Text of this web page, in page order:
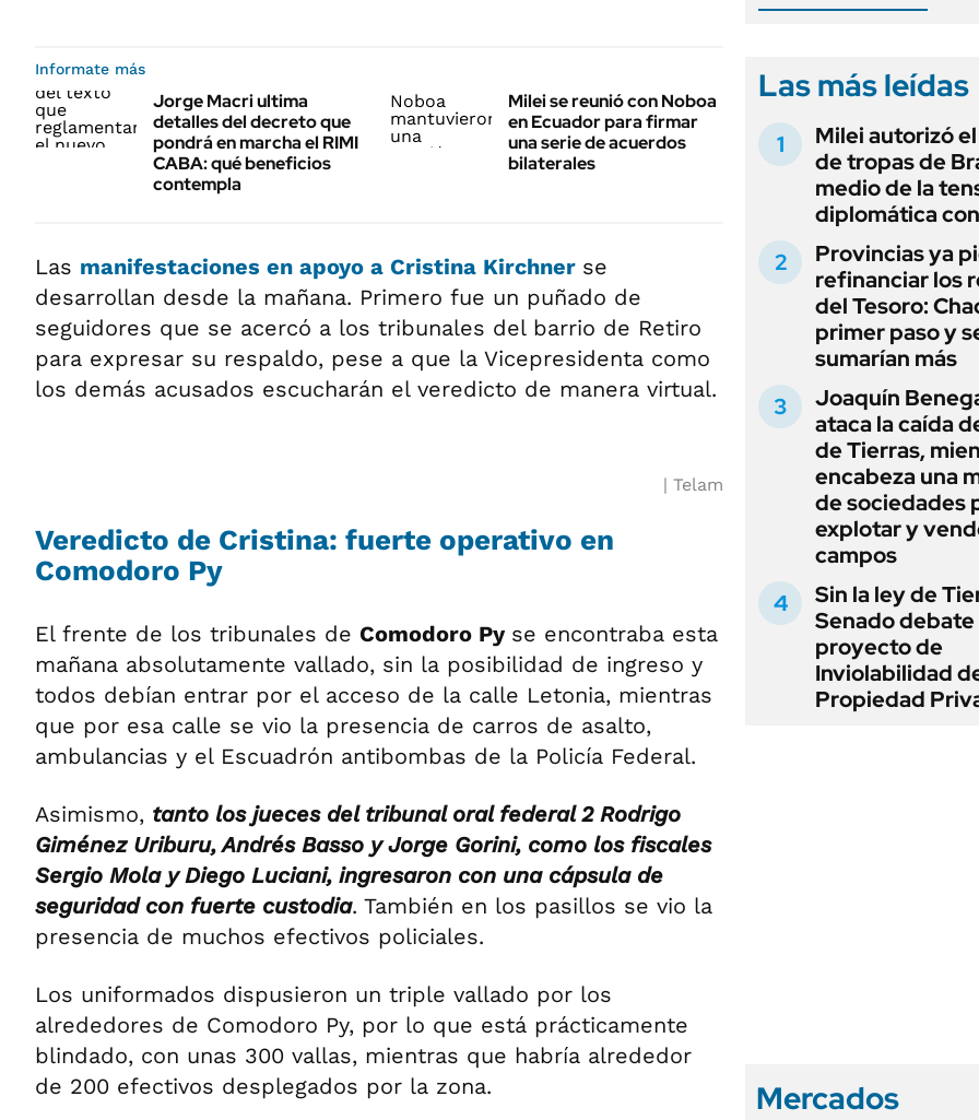
Informate más
Jorge Macri ultima
detalles del decreto que
pondrá en marcha el RIMI
CABA: qué beneficios
contempla
Milei se reunió con Noboa
en Ecuador para firmar
una serie de acuerdos
bilaterales
Las manifestaciones en apoyo a Cristina Kirchner se
desarrollan desde la mañana. Primero fue un puñado de
seguidores que se acercó a los tribunales del barrio de Retiro
para expresar su respaldo, pese a que la Vicepresidenta como
los demás acusados escucharán el veredicto de manera virtual.
Telam
Veredicto de Cristina: fuerte operativo en
Comodoro Py
El frente de los tribunales de Comodoro Py se encontraba esta
mañana absolutamente vallado, sin la posibilidad de ingreso y
todos debían entrar por el acceso de la calle Letonia, mientras
que por esa calle se vio la presencia de carros de asalto,
ambulancias y el Escuadrón antibombas de la Policía Federal.
Asimismo, tanto los jueces del tribunal oral federal 2 Rodrigo
Giménez Uriburu, Andrés Basso y Jorge Gorini, como los fiscales
Sergio Mola y Diego Luciani, ingresaron con una cápsula de
seguridad con fuerte custodia. También en los pasillos se vio la
presencia de muchos efectivos policiales.
Los uniformados dispusieron un triple vallado por los
alrededores de Comodoro Py, por lo que está prácticamente
blindado, con unas 300 vallas, mientras que habría alrededor
de 200 efectivos desplegados por la zona.
Las más leídas
Milei autorizó
de tropas de
medio de la
diplomática
Provincias ya
refinanciar los
del Tesoro:
primer paso y
sumarían más
Joaquín
ataca la caída
de Tierras,
encabeza una
de sociedades
explotar y
campos
Sin la ley de
Senado debate
proyecto de
Inviolabilidad
Propiedad
Mercados